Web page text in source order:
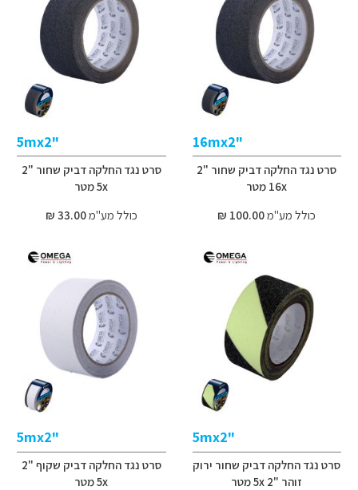
"16mx2
סרט נגד החלקה דביק שחור "2
16x מטר
כולל מע"מ100.00 ₪
"5mx2
סרט נגד החלקה דביק שחור "2
5x מטר
כולל מע"מ33.00 ₪
"5mx2
סרט נגד החלקה דביק שחור ירוק
זוהר "2 5x מטר
"5mx2
סרט נגד החלקה דביק שקוף "2
5x מטר